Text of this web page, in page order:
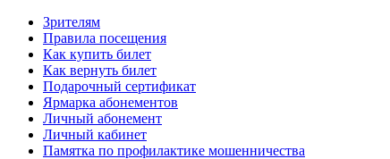
Зрителям
Правила посещения
Как купить билет
Как вернуть билет
Подарочный сертификат
Ярмарка абонементов
Личный абонемент
Личный кабинет
Памятка по профилактике мошенничества